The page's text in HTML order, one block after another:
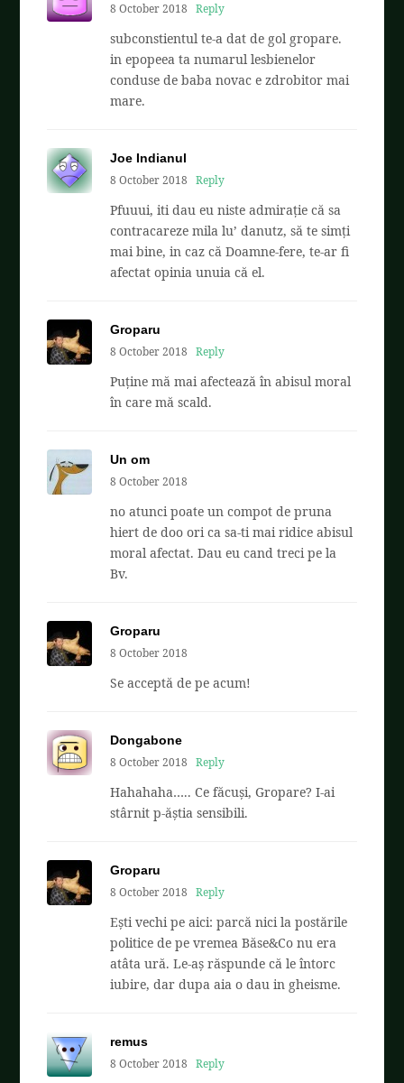
8 October 2018
Reply
subconstientul te-a dat de gol gropare.
in epopeea ta numarul lesbienelor
conduse de baba novac e zdrobitor mai
mare.
Joe Indianul
8 October 2018
Reply
Pfuuui, iti dau eu niste admirație că sa
contracareze mila lu’ danutz, să te simți
mai bine, in caz că Doamne-fere, te-ar fi
afectat opinia unuia că el.
Groparu
8 October 2018
Reply
Puține mă mai afectează în abisul moral
în care mă scald.
Un om
8 October 2018
no atunci poate un compot de pruna
hiert de doo ori ca sa-ti mai ridice abisul
moral afectat. Dau eu cand treci pe la
Bv.
Groparu
8 October 2018
Se acceptă de pe acum!
Dongabone
8 October 2018
Reply
Hahahaha….. Ce făcuși, Gropare? I-ai
stârnit p-ăștia sensibili.
Groparu
8 October 2018
Reply
Ești vechi pe aici: parcă nici la postările
politice de pe vremea Băse&Co nu era
atâta ură. Le-aș răspunde că le întorc
iubire, dar dupa aia o dau in gheisme.
remus
8 October 2018
Reply